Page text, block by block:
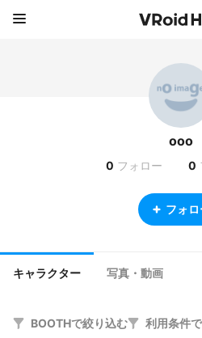
ooo
0 フォロー 0
フォロ
キャラクター 写真・動画
BOOTHで絞り込む 利用条件